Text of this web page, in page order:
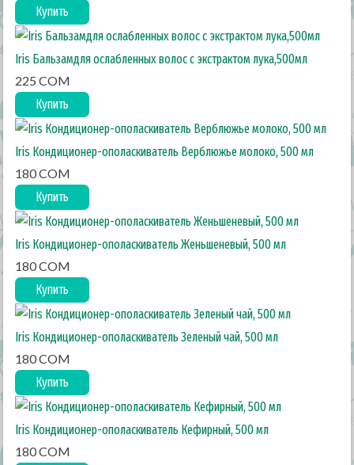
Купить
Iris Бальзамдля ослабленных волос с экстрактом лука,500мл
225 COM
Купить
Iris Кондиционер-ополаскиватель Верблюжье молоко, 500 мл
180 COM
Купить
Iris Кондиционер-ополаскиватель Женьшеневый, 500 мл
180 COM
Купить
Iris Кондиционер-ополаскиватель Зеленый чай, 500 мл
180 COM
Купить
Iris Кондиционер-ополаскиватель Кефирный, 500 мл
180 COM